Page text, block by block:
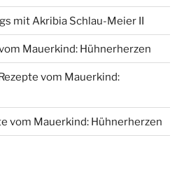
mit Akribia Schlau-Meier II
Mauerkind: Hühnerherzen
vom Mauerkind:
vom Mauerkind: Hühnerherzen